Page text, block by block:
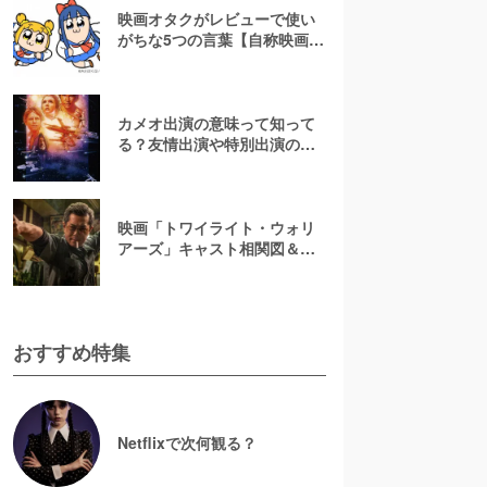
映画オタクがレビューで使い
がちな5つの言葉【自称映画オ
カメオ出演の意味って知って
る？友情出演や特別出演の違
映画「トワイライト・ウォリ
アーズ」キャスト相関図＆登
おすすめ特集
Netflixで次何観る？